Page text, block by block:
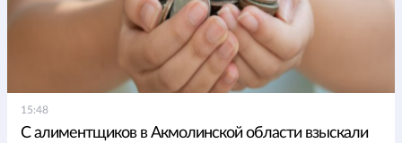
15:48
С алиментщиков в Акмолинской области взыскали